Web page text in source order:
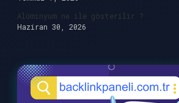
Alüminyum ne ile gösterilir ?
Haziran 30, 2026